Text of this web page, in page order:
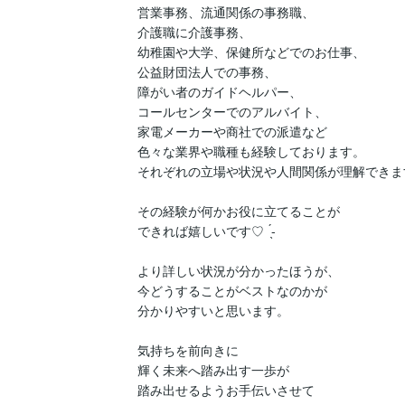
営業事務、流通関係の事務職、
介護職に介護事務、
幼稚園や大学、保健所などでのお仕事、
公益財団法人での事務、
障がい者のガイドヘルパー、
コールセンターでのアルバイト、
家電メーカーや商社での派遣など
色々な業界や職種も経験しております。
それぞれの立場や状況や人間関係が理解でき
その経験が何かお役に立てることが
できれば嬉しいです♡  ̖́-
より詳しい状況が分かったほうが、
今どうすることがベストなのかが
分かりやすいと思います。
気持ちを前向きに
輝く未来へ踏み出す一歩が
踏み出せるようお手伝いさせて